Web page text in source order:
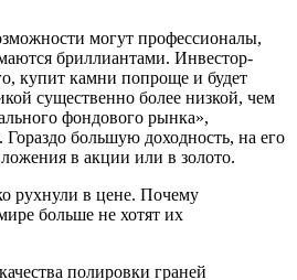
могут профессионалы,
бриллиантами. Инвестор-
купит камни попроще и будет
существенно более низкой, чем
фондового рынка»,
большую доходность, на его
в акции или в золото.
полировки граней